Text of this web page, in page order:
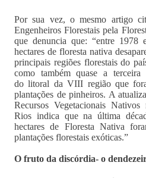
Por sua vez, o mesmo artigo
Engenheiros Florestais pela
que denuncia que: “entre
hectares de floresta nativa
principais regiões florestais do
como também quase a terceira
do litoral da VIII região que
plantações de pinheiros. A
Recursos Vegetacionais
Rios indica que na última
hectares de Floresta Nativa
plantações florestais exóticas.”
O fruto da discórdia- o